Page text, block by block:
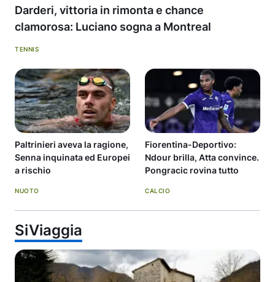
Darderi, vittoria in rimonta e chance
clamorosa: Luciano sogna a Montreal
TENNIS
Paltrinieri aveva la ragione,
Senna inquinata ed Europei
a rischio
NUOTO
Fiorentina-Deportivo:
Ndour brilla, Atta convince.
Pongracic rovina tutto
CALCIO
SiViaggia